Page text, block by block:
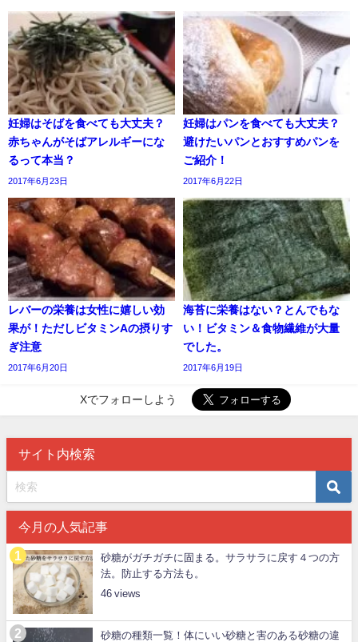
妊婦はそばを食べても大丈夫？
赤ちゃんがそばアレルギーにな
るって本当？
2017年6月23日
妊婦はパンを食べても大丈夫？
避けたいパンとおすすめパンを
ご紹介！
2017年6月22日
レバーの栄養は女性に嬉しい効
果が！ただしビタミンAの摂りす
ぎ注意
2017年6月20日
海苔に栄養はない？とんでもな
い！ビタミン＆食物繊維が大量
でした。
2017年6月19日
Xでフォローしよう
サイト内検索
今月の人気記事
砂糖がガチガチに固まる。サラサラに戻す４つの方
法。防止する方法も。
46
砂糖の種類一覧！体にいい砂糖と害のある砂糖の違